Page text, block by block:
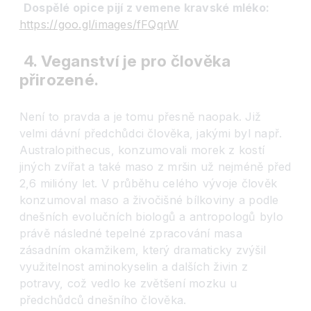
Dospělé opice pijí z vemene kravské mléko:
https://goo.gl/images/fFQqrW
4. Veganství je pro člověka
přirozené.
Není to pravda a je tomu přesně naopak. Již
velmi dávní předchůdci člověka, jakými byl např.
Australopithecus, konzumovali morek z kostí
jiných zvířat a také maso z mršin už nejméně před
2,6 milióny let. V průběhu celého vývoje člověk
konzumoval maso a živočišné bílkoviny a podle
dnešních evolučních biologů a antropologů bylo
právě následné tepelné zpracování masa
zásadním okamžikem, který dramaticky zvýšil
využitelnost aminokyselin a dalších živin z
potravy, což vedlo ke zvětšení mozku u
předchůdců dnešního člověka.